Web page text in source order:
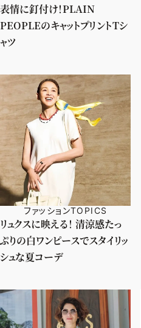
表情に釘付け！PLAIN
PEOPLEのキャットプリントTシ
ャツ
ファッションTOPICS
リュクスに映える！ 清涼感たっ
ぷりの白ワンピースでスタイリッ
シュな夏コーデ